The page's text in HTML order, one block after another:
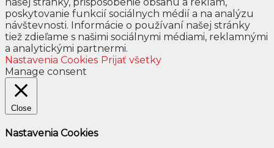
poskytovanie funkcií sociálnych médií a na analýzu
návštevnosti. Informácie o používaní našej stránky
tiež zdieľame s našimi sociálnymi médiami, reklamnými
a analytickými partnermi.
Nastavenia Cookies Prijať všetky
Manage consent
Close
Nastavenia Cookies